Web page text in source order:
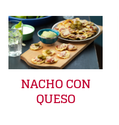
NACHO CON
QUESO